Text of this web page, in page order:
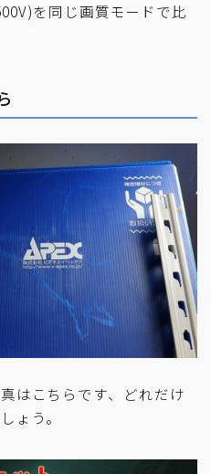
を同じ画質モードで比
はこちらです、どれだけ
ょう。